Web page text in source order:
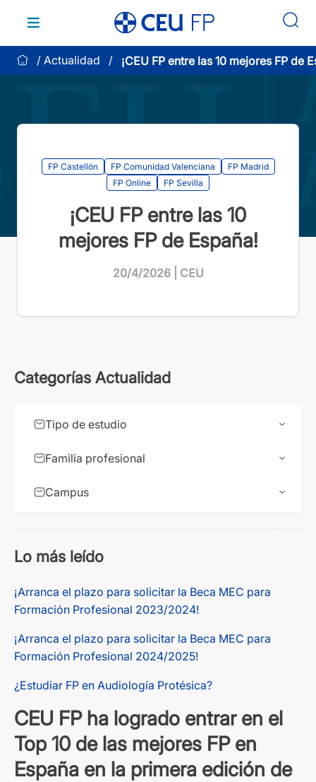
contenido
Actualidad
¡CEU FP entre las 10 mejores FP de
FP Castellón FP Comunidad Valenciana
FP Madrid
FP Online
FP Sevilla
¡CEU FP entre las 10
mejores FP de España!
20/4/2026 | CEU
CEU FP ha logrado entrar en el
Top 10 de las mejores FP en
España en la primera edición de
Categorías Actualidad
Tipo de estudio
Familia profesional
Campus
Lo más leído
¡Arranca el plazo para solicitar la Beca MEC para
Formación Profesional 2023/2024!
¡Arranca el plazo para solicitar la Beca MEC para
Formación Profesional 2024/2025!
¿Estudiar FP en Audiología Protésica?